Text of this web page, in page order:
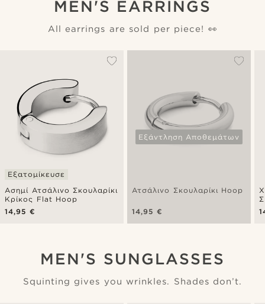
MEN'S EARRINGS
All earrings are sold per piece! 👀
Ασημί Ατσάλινο Σκουλαρίκι
Κρίκος Flat Hoop
Εξατομίκευσε
14,95 €
Εξάντληση Αποθεμάτων
Ατσάλινο Σκουλαρίκι Hoop
14,95 €
MEN'S SUNGLASSES
Squinting gives you wrinkles. Shades don’t.